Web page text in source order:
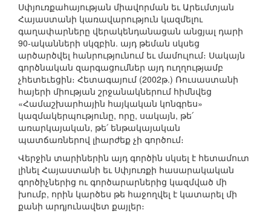
Սփյուռքահայության միավորման եւ Արեւմտյան
Հայաստանի կառավարություն կազմելու
գաղափարները վերակենդանացան անցյալ դարի
90-ականների սկզբին. այդ թեման սկսեց
արծարծվել հանրությունում եւ մամուլում։ Սակայն
գործնական զարգացումներ այդ ուղղությամբ
չհետեւեցին։ Հետագայում (2002թ.) Ռուսաստանի
հայերի միության շրջանակներում հիմնվեց
«Համաշխարհային հայկական կոնգրես»
կազմակերպությունը, որը, սակայն, թե՛
առարկայական, թե՛ ենթակայական
պատճառներով լիարժեք չի գործում։
Վերջին տարիներին այդ գործին սկսել է հետամուտ
լինել Հայաստանի եւ Սփյուռքի հասարակական
գործիչներից ու գործարարներից կազմված մի
խումբ, որին կարծես թե հաջողվել է կատարել մի
քանի արդյունավետ քայլեր։